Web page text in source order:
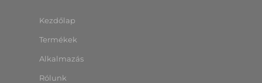
Kezdőlap
Termékek
Alkalmazás
Rólunk